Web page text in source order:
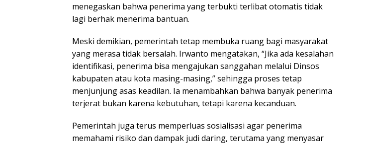
menegaskan bahwa penerima yang terbukti terlibat otomatis tidak
lagi berhak menerima bantuan.
Meski demikian, pemerintah tetap membuka ruang bagi masyarakat
yang merasa tidak bersalah. Irwanto mengatakan, “Jika ada kesalahan
identifikasi, penerima bisa mengajukan sanggahan melalui Dinsos
kabupaten atau kota masing-masing,” sehingga proses tetap
menjunjung asas keadilan. Ia menambahkan bahwa banyak penerima
terjerat bukan karena kebutuhan, tetapi karena kecanduan.
Pemerintah juga terus memperluas sosialisasi agar penerima
memahami risiko dan dampak judi daring, terutama yang menyasar